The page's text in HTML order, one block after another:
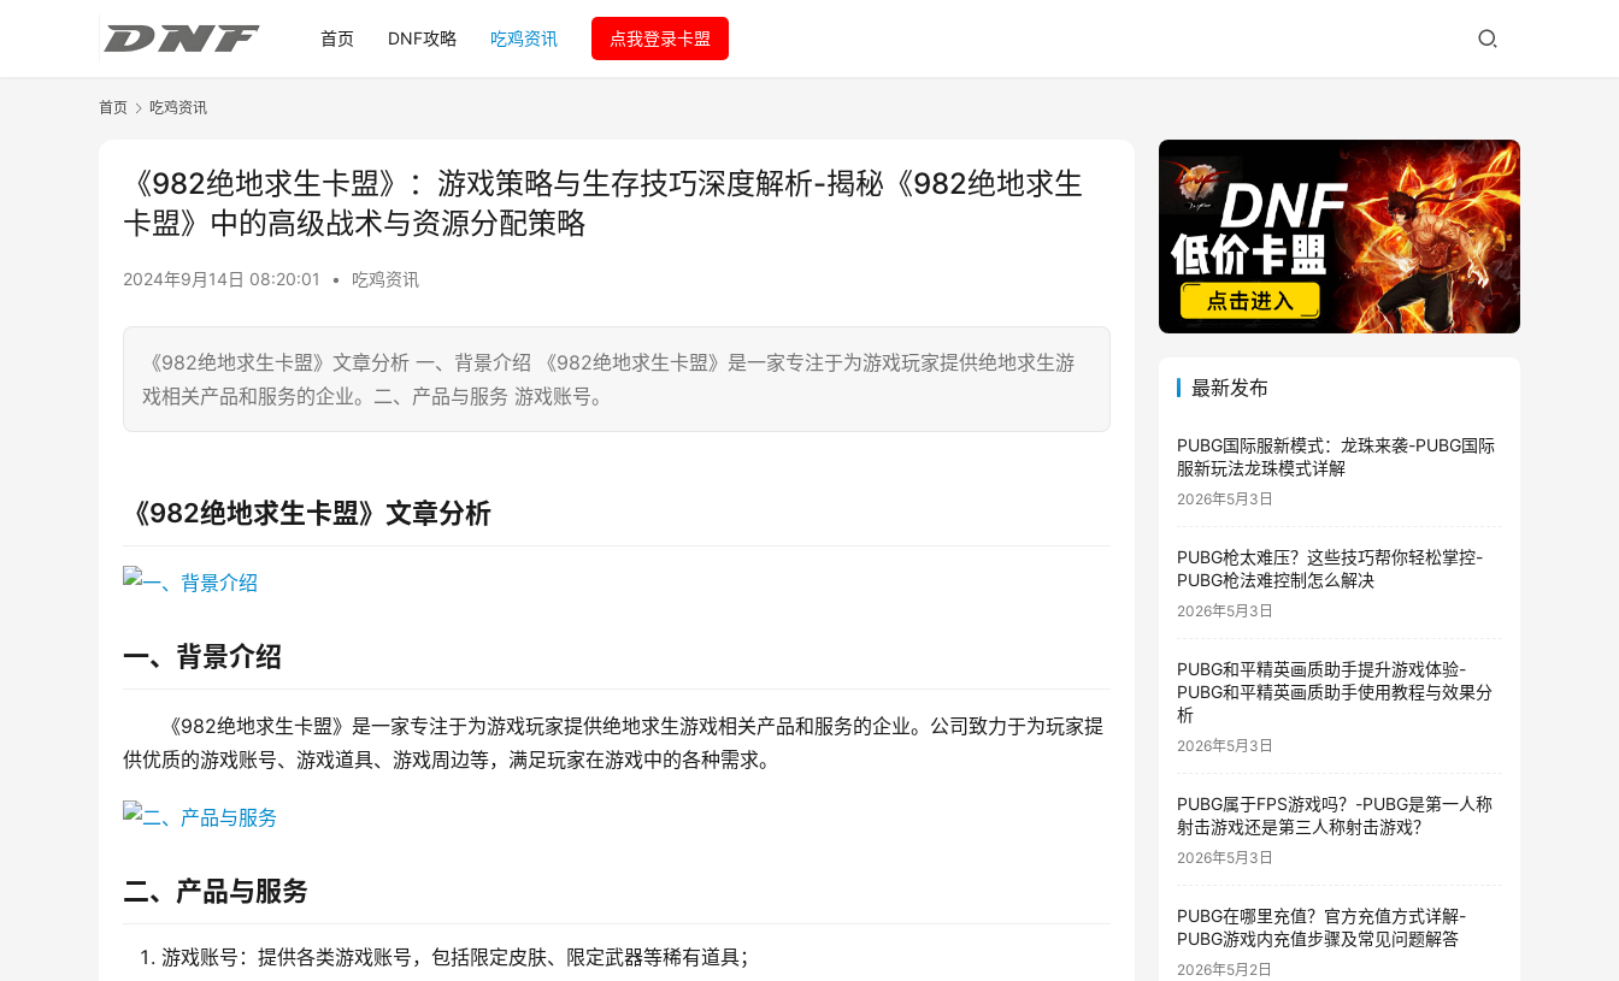
首页 DNF攻略 吃鸡资讯 点我登录卡盟
首页 吃鸡资讯
《982绝地求生卡盟》：游戏策略与生存技巧深度解析-揭秘《982绝地求生
卡盟》中的高级战术与资源分配策略
2024年9月14日 08:20:01 • 吃鸡资讯
《982绝地求生卡盟》文章分析 一、背景介绍 《982绝地求生卡盟》是一家专注于为游戏玩家提供绝地求生游
戏相关产品和服务的企业。二、产品与服务 游戏账号。
《982绝地求生卡盟》文章分析
一、背景介绍
《982绝地求生卡盟》是一家专注于为游戏玩家提供绝地求生游戏相关产品和服务的企业。公司致力于为玩家提
供优质的游戏账号、游戏道具、游戏周边等，满足玩家在游戏中的各种需求。
二、产品与服务
游戏账号：提供各类游戏账号，包括限定皮肤、限定武器等稀有道具；
最新发布
PUBG国际服新模式：龙珠来袭-PUBG国际
服新玩法龙珠模式详解
2026年5月3日
PUBG枪太难压？这些技巧帮你轻松掌控-
PUBG枪法难控制怎么解决
2026年5月3日
PUBG和平精英画质助手提升游戏体验-
PUBG和平精英画质助手使用教程与效果分
析
2026年5月3日
PUBG属于FPS游戏吗？-PUBG是第一人称
射击游戏还是第三人称射击游戏？
2026年5月3日
PUBG在哪里充值？官方充值方式详解-
PUBG游戏内充值步骤及常见问题解答
2026年5月2日